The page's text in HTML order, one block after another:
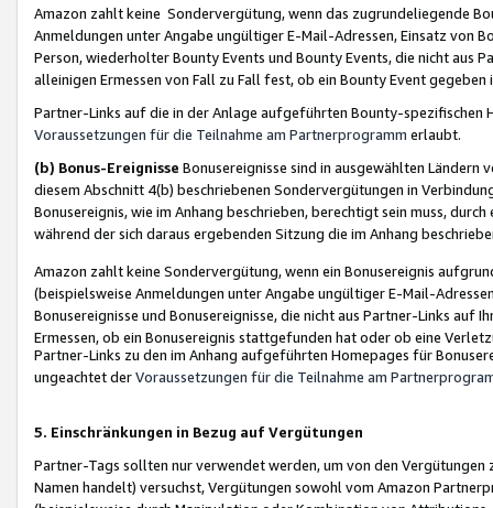
Amazon zahlt keine Sondervergütung, wenn das zugrundeliegende
Anmeldungen unter Angabe ungültiger E-Mail-Adressen, Einsatz von
Person, wiederholter Bounty Events und Bounty Events, die nicht
alleinigen Ermessen von Fall zu Fall fest, ob ein Bounty Event
Partner-Links auf die in der Anlage aufgeführten Bounty-spezifischen
Voraussetzungen für die Teilnahme am Partnerprogramm erlaubt.
(b) Bonus-Ereignisse Bonusereignisse sind in ausgewählten Ländern
diesem Abschnitt 4(b) beschriebenen Sondervergütungen in
Bonusereignis, wie im Anhang beschrieben, berechtigt sein muss,
während der sich daraus ergebenden Sitzung die im Anhang
Amazon zahlt keine Sondervergütung, wenn ein Bonusereignis
(beispielsweise Anmeldungen unter Angabe ungültiger E-Mail-
Bonusereignisse und Bonusereignisse, die nicht aus Partner-Links auf
Ermessen, ob ein Bonusereignis stattgefunden hat oder ob eine
Partner-Links zu den im Anhang aufgeführten Homepages für
ungeachtet derVoraussetzungen für die Teilnahme am
5. Einschränkungen in Bezug auf Vergütungen
Partner-Tags sollten nur verwendet werden, um von den
Namen handelt) versuchst, Vergütungen sowohl vom Amazon